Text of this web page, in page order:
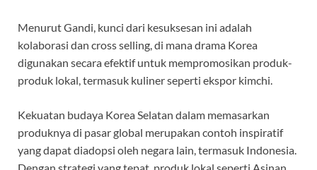
Menurut Gandi, kunci dari kesuksesan ini adalah
kolaborasi dan cross selling, di mana drama Korea
digunakan secara efektif untuk mempromosikan produk-
produk lokal, termasuk kuliner seperti ekspor kimchi.
Kekuatan budaya Korea Selatan dalam memasarkan
produknya di pasar global merupakan contoh inspiratif
yang dapat diadopsi oleh negara lain, termasuk Indonesia.